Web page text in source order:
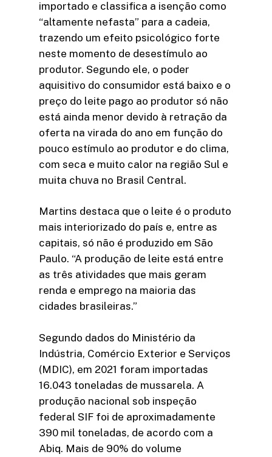
importado e classifica a isenção como
“altamente nefasta” para a cadeia,
trazendo um efeito psicológico forte
neste momento de desestímulo ao
produtor. Segundo ele, o poder
aquisitivo do consumidor está baixo e o
preço do leite pago ao produtor só não
está ainda menor devido à retração da
oferta na virada do ano em função do
pouco estímulo ao produtor e do clima,
com seca e muito calor na região Sul e
muita chuva no Brasil Central.
Martins destaca que o leite é o produto
mais interiorizado do país e, entre as
capitais, só não é produzido em São
Paulo. “A produção de leite está entre
as três atividades que mais geram
renda e emprego na maioria das
cidades brasileiras.”
Segundo dados do Ministério da
Indústria, Comércio Exterior e Serviços
(MDIC), em 2021 foram importadas
16.043 toneladas de mussarela. A
produção nacional sob inspeção
federal SIF foi de aproximadamente
390 mil toneladas, de acordo com a
Abiq. Mais de 90% do volume